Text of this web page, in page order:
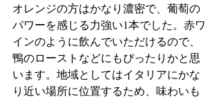
オレンジの方はかなり濃密で、葡萄の
パワーを感じる力強い1本でした。赤ワ
インのように飲んでいただけるので、
鴨のローストなどにもぴったりかと思
います。地域としてはイタリアにかな
り近い場所に位置するため、味わいも